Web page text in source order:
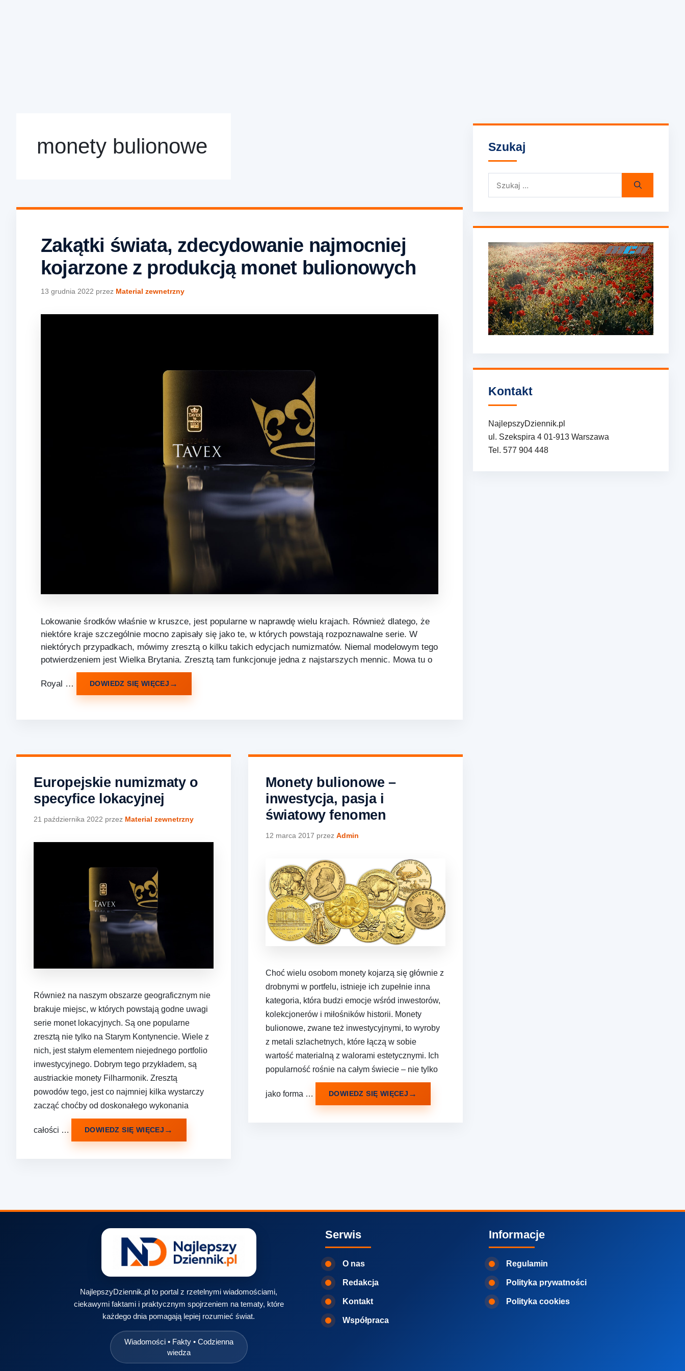
monety bulionowe
Zakątki świata, zdecydowanie najmocniej
kojarzone z produkcją monet bulionowych
13 grudnia 2022 przez Material zewnetrzny
Lokowanie środków właśnie w kruszce, jest popularne w naprawdę wielu krajach. Również dlatego, że
niektóre kraje szczególnie mocno zapisały się jako te, w których powstają rozpoznawalne serie. W
niektórych przypadkach, mówimy zresztą o kilku takich edycjach numizmatów. Niemal modelowym tego
potwierdzeniem jest Wielka Brytania. Zresztą tam funkcjonuje jedna z najstarszych mennic. Mowa tu o
Royal … DOWIEDZ SIĘ WIĘCEJ
Europejskie numizmaty o
specyfice lokacyjnej
21 października 2022 przez Material zewnetrzny
Również na naszym obszarze geograficznym nie
brakuje miejsc, w których powstają godne uwagi
serie monet lokacyjnych. Są one popularne
zresztą nie tylko na Starym Kontynencie. Wiele z
nich, jest stałym elementem niejednego portfolio
inwestycyjnego. Dobrym tego przykładem, są
austriackie monety Filharmonik. Zresztą
powodów tego, jest co najmniej kilka wystarczy
zacząć choćby od doskonałego wykonania
całości … DOWIEDZ SIĘ WIĘCEJ
Monety bulionowe –
inwestycja, pasja i
światowy fenomen
12 marca 2017 przez Admin
Choć wielu osobom monety kojarzą się głównie z
drobnymi w portfelu, istnieje ich zupełnie inna
kategoria, która budzi emocje wśród inwestorów,
kolekcjonerów i miłośników historii. Monety
bulionowe, zwane też inwestycyjnymi, to wyroby
z metali szlachetnych, które łączą w sobie
wartość materialną z walorami estetycznymi. Ich
popularność rośnie na całym świecie – nie tylko
jako forma … DOWIEDZ SIĘ WIĘCEJ
Szukaj
Kontakt
NajlepszyDziennik.pl
ul. Szekspira 4 01-913 Warszawa
Tel. 577 904 448
NajlepszyDziennik.pl to portal z rzetelnymi wiadomościami,
ciekawymi faktami i praktycznym spojrzeniem na tematy, które
każdego dnia pomagają lepiej rozumieć świat.
Wiadomości • Fakty • Codzienna
wiedza
Serwis
O nas
Redakcja
Kontakt
Współpraca
Informacje
Regulamin
Polityka prywatności
Polityka cookies